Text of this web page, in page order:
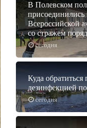
сегодня
В Полевском
присоединились
Всероссийской
со стражем
сегодня
Куда обратиться
дезинфекцией